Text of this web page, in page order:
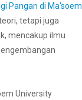
Pangan di Ma'soem
tetapi juga
mencakup ilmu
University